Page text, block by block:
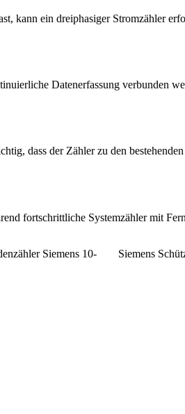
kann ein dreiphasiger Stromzähler
Datenerfassung verbunden
dass der Zähler zu den
fortschrittliche Systemzähler mit
Siemens 10-
Siemens